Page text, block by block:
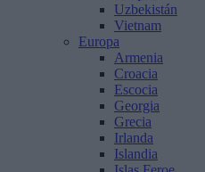
Uzbekistán
Vietnam
Europa
Armenia
Croacia
Escocia
Georgia
Grecia
Irlanda
Islandia